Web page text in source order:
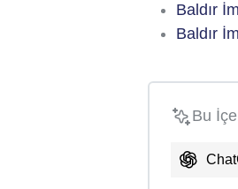
Baldır
Baldır
Bu